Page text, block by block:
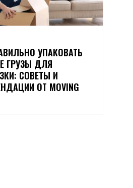
УПАКОВАТЬ
ГРУЗЫ ДЛЯ
СОВЕТЫ И
ОТ MOVING